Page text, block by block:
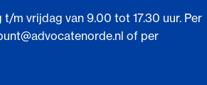
m vrijdag van 9.00 tot 17.30 uur. Per
of per